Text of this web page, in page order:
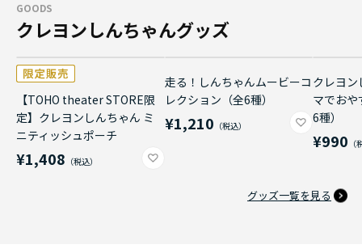
GOODS
クレヨンしんちゃんグッズ
【TOHO theater STORE限
定】クレヨンしんちゃん ミ
ニティッシュポーチ
¥1,408
走る！しんちゃんムービーコ
レクション（全6種）
¥1,210
クレヨ
マでお
6種）
¥990
グッズ一覧を見る